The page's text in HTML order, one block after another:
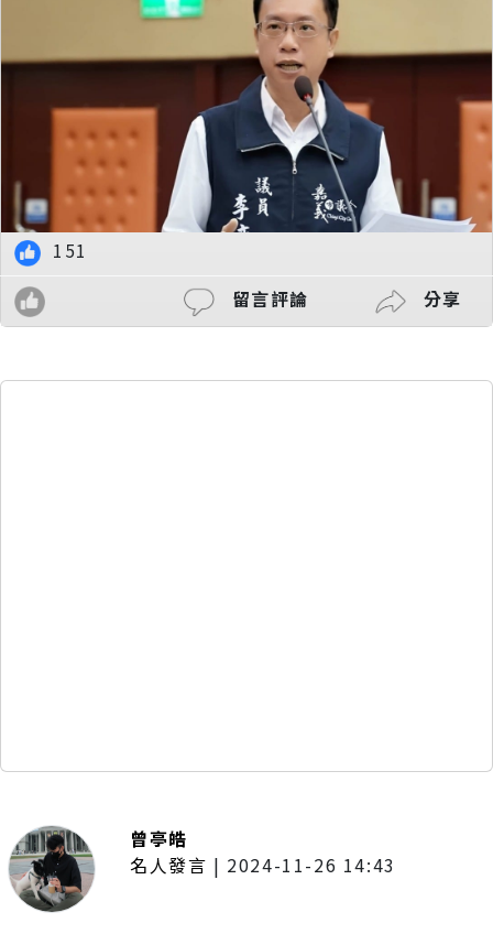
151
留言評論
分享
曾亭皓
名人發言 | 2024-11-26 14:43